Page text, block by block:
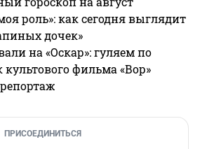
роль»: как сегодня выглядит
дочек»
на «Оскар»: гуляем по
фильма «Вор»
ПРИСОЕДИНИТЬСЯ